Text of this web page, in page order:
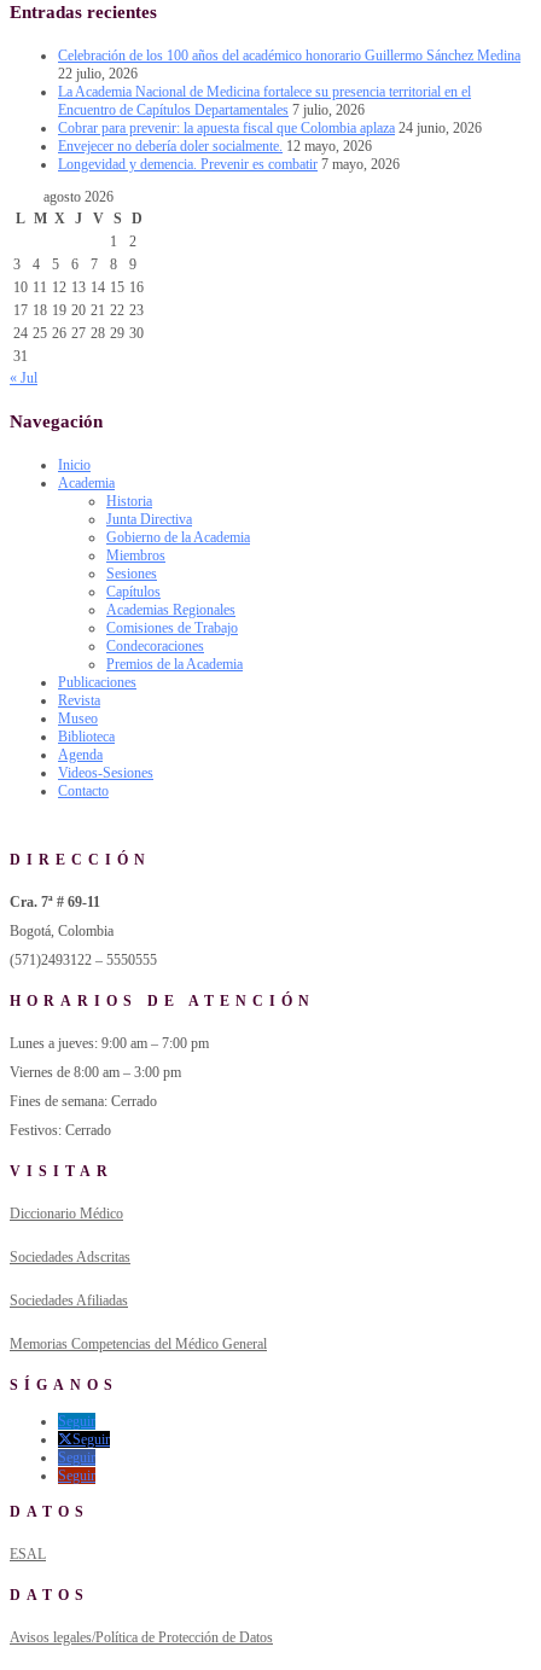
Entradas recientes
Celebración de los 100 años del académico honorario Guillermo Sánchez Medina
22 julio, 2026
La Academia Nacional de Medicina fortalece su presencia territorial en el
Encuentro de Capítulos Departamentales 7 julio, 2026
Cobrar para prevenir: la apuesta fiscal que Colombia aplaza 24 junio, 2026
Envejecer no debería doler socialmente. 12 mayo, 2026
Longevidad y demencia. Prevenir es combatir 7 mayo, 2026
agosto 2026
L M X J V S
D
1
2
3
4 5 6 7 8
9
10 11 12 13 14 15 16
17 18 19 20 21 22 23
24 25 26 27 28 29 30
31
« Jul
Navegación
Inicio
Academia
Historia
Junta Directiva
Gobierno de la Academia
Miembros
Sesiones
Capítulos
Academias Regionales
Comisiones de Trabajo
Condecoraciones
Premios de la Academia
Publicaciones
Revista
Museo
Biblioteca
Agenda
Videos-Sesiones
Contacto
DIRECCIÓN
Cra. 7ª # 69-11
Bogotá, Colombia
(571)2493122 – 5550555
HORARIOS DE ATENCIÓN
Lunes a jueves: 9:00 am – 7:00 pm
Viernes de 8:00 am – 3:00 pm
Fines de semana: Cerrado
Festivos: Cerrado
VISITAR
Diccionario Médico
Sociedades Adscritas
Sociedades Afiliadas
Memorias Competencias del Médico General
SÍGANOS
Seguir
Seguir
Seguir
Seguir
DATOS
ESAL
DATOS
Avisos legales/Política de Protección de Datos